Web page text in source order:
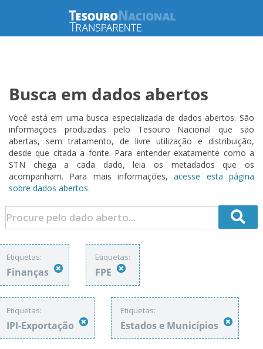
Busca em dados abertos
Você está em uma busca especializada de dados abertos. São
informações produzidas pelo Tesouro Nacional que são
abertas, sem tratamento, de livre utilização e distribuição,
desde que citada a fonte. Para entender exatamente como a
STN chega a cada dado, leia os metadados que os
acompanham. Para mais informações,acesse esta página
sobre dados abertos.
Etiquetas:
Finanças
Etiquetas:
FPE
Etiquetas:
IPI-Exportação
Etiquetas:
Estados e Municípios